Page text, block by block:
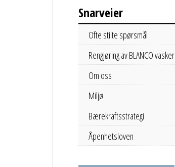
Snarveier
Ofte stilte spørsmål
Rengjøring av BLANCO vasker
Om oss
Miljø
Bærekraftsstrategi
Åpenhetsloven